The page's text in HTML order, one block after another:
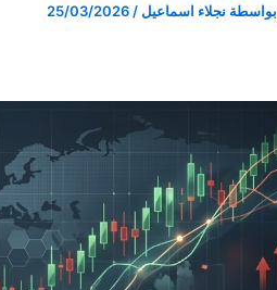
بواسطة نجلاء اسماعيل /
25/03/2026